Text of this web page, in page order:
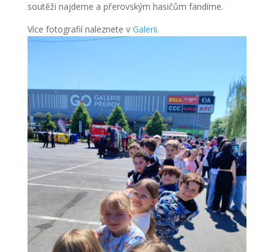
soutěži najdeme a přerovským hasičům fandíme.
Více fotografií naleznete v Galerii.